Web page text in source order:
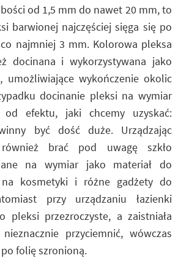
od 1,5 mm do nawet 20 mm, to
barwionej najczęściej sięga się po
najmniej 3 mm. Kolorowa pleksa
docinana i wykorzystywana jako
umożliwiające wykończenie okolic
docinanie pleksi na wymiar
od efektu, jaki chcemy uzyskać:
być dość duże. Urządzając
brać pod uwagę szkło
na wymiar jako materiał do
na kosmetyki i różne gadżety do
przy urządzaniu łazienki
pleksi przezroczyste, a zaistniała
przyciemnić, wówczas
folię szronioną.